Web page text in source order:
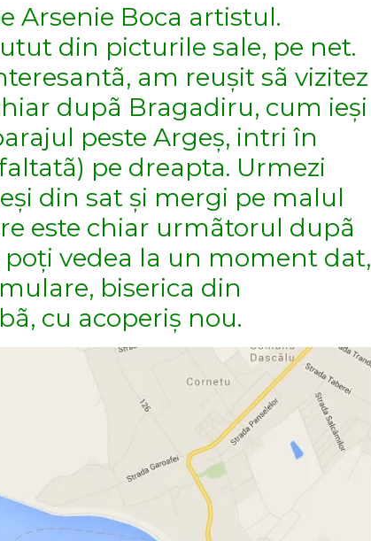
Arsenie Boca artistul.
din picturile sale, pe net.
am reușit sã vizitez
dupã Bragadiru, cum ieși
peste Argeș, intri în
pe dreapta. Urmezi
din sat și mergi pe malul
este chiar urmãtorul dupã
poți vedea la un moment dat,
biserica din
cu acoperiș nou.